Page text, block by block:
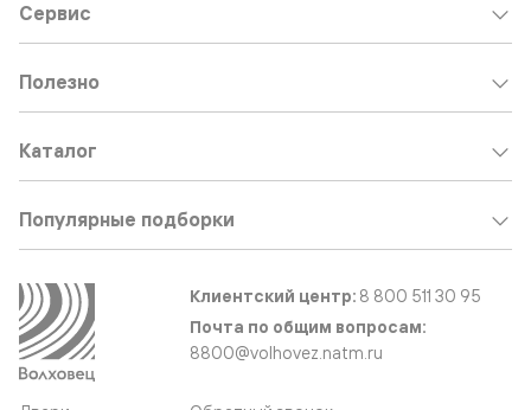
Сервис
Полезно
Каталог
Популярные подборки
Клиентский центр: 8 800 511 30 95
Почта по общим вопросам:
8800@volhovez.natm.ru